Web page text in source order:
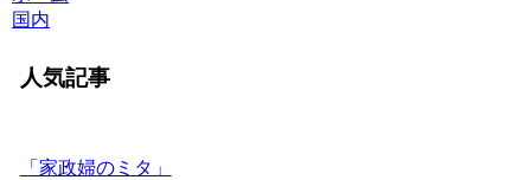
国内
人気記事
「家政婦のミタ」